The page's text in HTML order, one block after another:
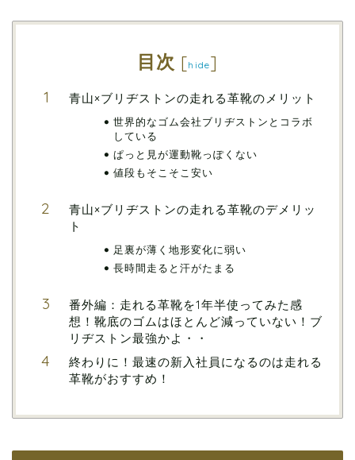
目次 [hide]
青山×ブリヂストンの走れる革靴のメリット
世界的なゴム会社ブリヂストンとコラボ
している
ぱっと見が運動靴っぽくない
値段もそこそこ安い
青山×ブリヂストンの走れる革靴のデメリッ
ト
足裏が薄く地形変化に弱い
長時間走ると汗がたまる
番外編：走れる革靴を1年半使ってみた感
想！靴底のゴムはほとんど減っていない！ブ
リヂストン最強かよ・・
終わりに！最速の新入社員になるのは走れる
革靴がおすすめ！